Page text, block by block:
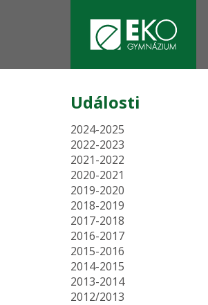
Události
2024-2025
2022-2023
2021-2022
2020-2021
2019-2020
2018-2019
2017-2018
2016-2017
2015-2016
2014-2015
2013-2014
2012/2013